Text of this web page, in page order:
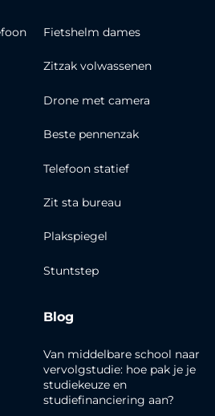
Fietshelm dames
Zitzak volwassenen
Drone met camera
Beste pennenzak
Telefoon statief
Zit sta bureau
Plakspiegel
Stuntstep
Blog
Van middelbare school naar
vervolgstudie: hoe pak je je
studiekeuze en
studiefinanciering aan?